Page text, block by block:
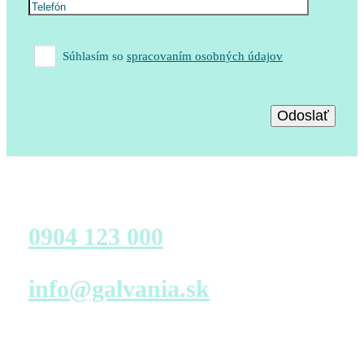
Súhlasím so spracovaním osobných údajov
0904 123 000
info@galvania.sk